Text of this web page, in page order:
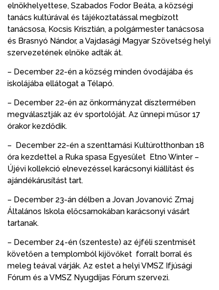
elnökhelyettese, Szabados Fodor Beáta, a községi
tanács kultúrával és tájékoztatással megbízott
tanácsosa, Kocsis Krisztián, a polgármester tanácsosa
és Brasnyó Nándor, a Vajdasági Magyar Szövetség helyi
szervezetének elnöke adták át.
– December 22-én a község minden óvodájába és
iskolájába ellátogat a Télapó.
– December 22-én az önkormányzat dísztermében
megválasztják az év sportolóját. Az ünnepi műsor 17
órakor kezdődik.
– December 22-én a szenttamási Kultúrotthonban 18
óra kezdettel a Ruka spasa Egyesület Etno Winter –
Újévi kollekció elnevezéssel karácsonyi kiállítást és
ajándékárusítást tart.
– December 23-án délben a Jovan Jovanović Zmaj
Általános Iskola előcsarnokában karácsonyi vásárt
tartanak.
– December 24-én (szenteste) az éjféli szentmisét
követően a templomból kijövőket forralt borral és
meleg teával várják. Az estet a helyi VMSZ Ifjúsági
Fórum és a VMSZ Nyugdíjas Fórum szervezi.